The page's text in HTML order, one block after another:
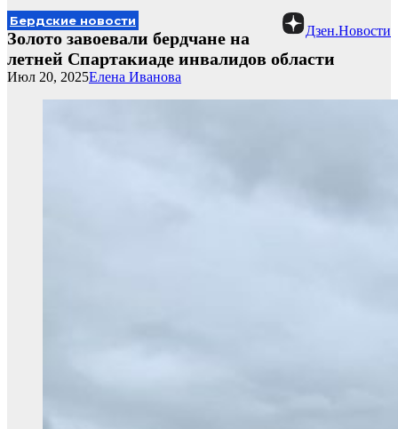
Дзен.Новости
Бердские новости
Золото завоевали бердчане на
летней Спартакиаде инвалидов области
Елена Иванова
Июл 20, 2025